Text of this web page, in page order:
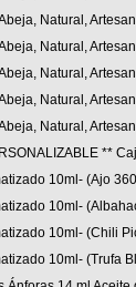
Natural,
Natural,
Natural,
Natural,
Natural,
**
10ml- (Ajo
10ml-
10ml- (Chili
10ml- (Trufa